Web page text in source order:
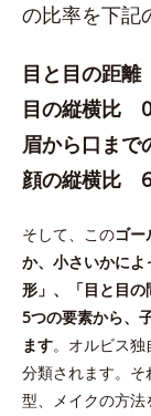
の比率を下記
目と目の距
目の縦横比
眉から口ま
顔の縦横比
そして、このゴー
か、小さいかに
形」、「目と目
5つの要素から、
ます。オルビス
分類されます。
型、メイクの方法